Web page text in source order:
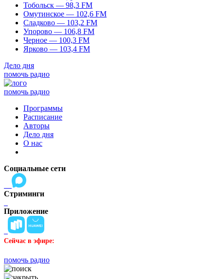
Тобольск — 98,3 FM
Омутинское — 102,6 FM
Сладково — 103,2 FM
Упорово — 106,8 FM
Черное — 100,3 FM
Ярково — 103,4 FM
Дело дня
помочь радио
помочь радио
Программы
Расписание
Авторы
Дело дня
О нас
Социальные сети
Стриминги
Приложение
Сейчас в эфире:
помочь радио